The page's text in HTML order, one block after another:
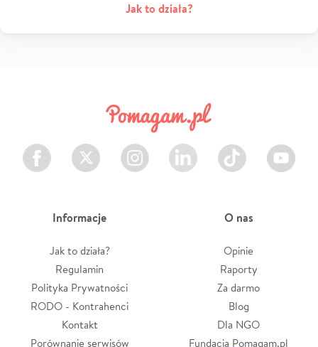
Jak to działa?
Facebook Twitter Instagram LinkedIn TikTok Youtube
Informacje
Jak to działa?
Regulamin
Polityka Prywatności
RODO - Kontrahenci
Kontakt
Porównanie serwisów
O nas
Opinie
Raporty
Za darmo
Blog
Dla NGO
Fundacja Pomagam.pl